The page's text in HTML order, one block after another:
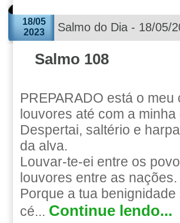
18/05
2023
Salmo do Dia - 18/05/
Salmo 108
PREPARADO está o
louvores até com a minha
Despertai, saltério e
da alva.
Louvar-te-ei entre os
louvores entre as nações.
Porque a tua
cé... Continue lendo...